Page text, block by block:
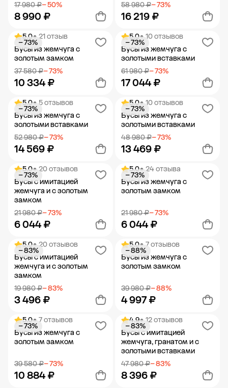
17 980 ₽− 50%
8 990 ₽
Добавить в корзину
58 980 ₽− 73%
16 219 ₽
Добавить в корзину
5.0• 21 отзыв
Бусы из жемчуга с
золотым замком
37 580 ₽− 73%
10 334 ₽
− 73%
Добавить в корзину
5.0• 10 отзывов
Бусы из жемчуга с
золотыми вставками
61 980 ₽− 73%
17 044 ₽
− 73%
Добавить в корзину
5.0• 5 отзывов
Бусы из жемчуга с
золотыми вставками
52 980 ₽− 73%
14 569 ₽
− 73%
Добавить в корзину
5.0• 10 отзывов
Бусы из жемчуга с
золотыми вставками
48 980 ₽− 73%
13 469 ₽
− 73%
Добавить в корзину
5.0• 20 отзывов
Бусы с имитацией
жемчуга и с золотым
замком
21 980 ₽− 73%
6 044 ₽
− 73%
Добавить в корзину
5.0• 24 отзыва
Бусы из жемчуга с
золотым замком
21 980 ₽− 73%
6 044 ₽
− 73%
Добавить в корзину
5.0• 20 отзывов
Бусы с имитацией
жемчуга и с золотым
замком
19 980 ₽− 83%
3 496 ₽
− 83%
Добавить в корзину
5.0• 7 отзывов
Бусы из жемчуга с
золотым замком
39 980 ₽− 88%
4 997 ₽
− 88%
Добавить в корзину
5.0• 7 отзывов
Бусы из жемчуга с
золотым замком
39 580 ₽− 73%
10 884 ₽
− 73%
4.9• 12 отзывов
Бусы с имитацией
жемчуга, гранатом и с
золотыми вставками
47 980 ₽− 83%
8 396 ₽
− 83%